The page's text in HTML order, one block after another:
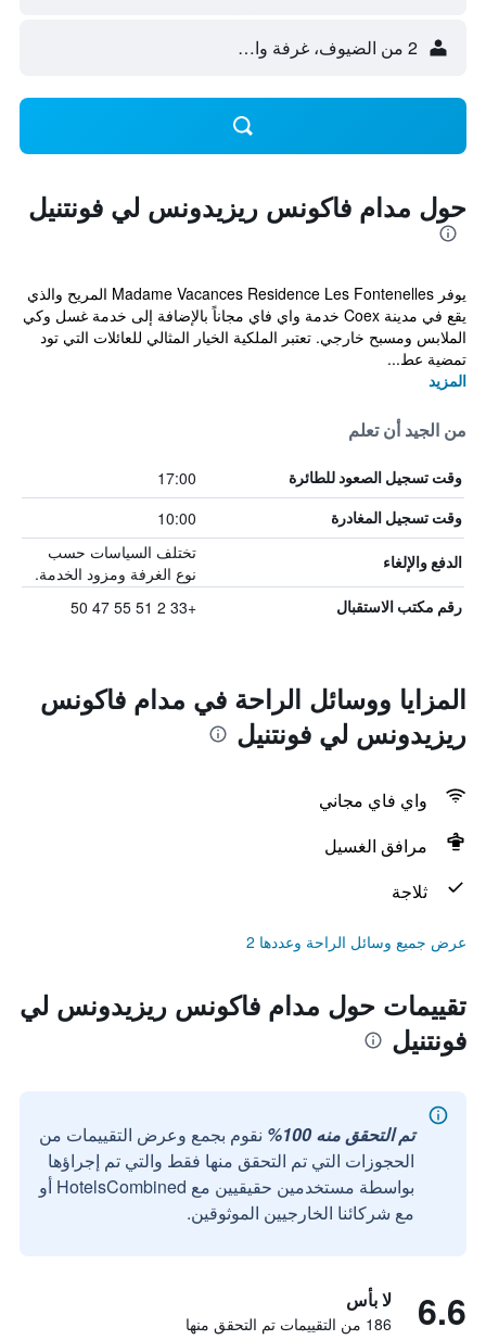
2 من الضيوف، غرفة واحدة
حول مدام فاكونس ريزيدونس لي فونتنيل
يوفر Madame Vacances Residence Les Fontenelles المريح والذي
يقع في مدينة Coex خدمة واي فاي مجاناً بالإضافة إلى خدمة غسل وكي
الملابس ومسبح خارجي. تعتبر الملكية الخيار المثالي للعائلات التي تود
تمضية عط...
المزيد
من الجيد أن تعلم
وقت تسجيل الصعود للطائرة 17:00
وقت تسجيل المغادرة 10:00
الدفع والإلغاء
تختلف السياسات حسب
نوع الغرفة ومزود الخدمة.
رقم مكتب الاستقبال +33 2 51 55 47 50
المزايا ووسائل الراحة في مدام فاكونس
ريزيدونس لي فونتنيل
واي فاي مجاني
مرافق الغسيل
ثلاجة
عرض جميع وسائل الراحة وعددها 2
تقييمات حول مدام فاكونس ريزيدونس لي
فونتنيل
تم التحقق منه 100%
نقوم بجمع وعرض التقييمات من
الحجوزات التي تم التحقق منها فقط والتي تم إجراؤها
بواسطة مستخدمين حقيقيين مع HotelsCombined أو
مع شركائنا الخارجيين الموثوقين.
6.6 لا بأس
186 من التقييمات تم التحقق منها